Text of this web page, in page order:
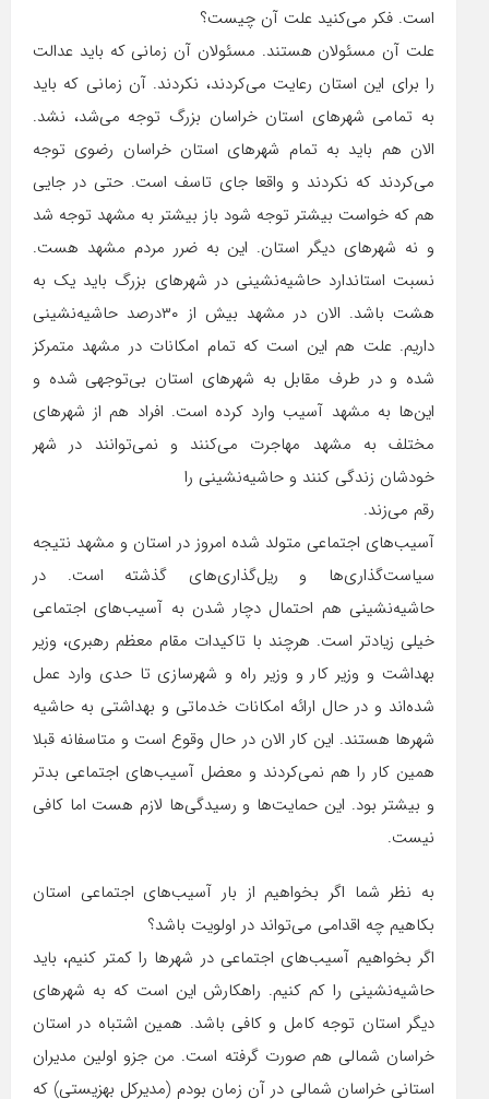
است. فکر می‌کنید علت آن چیست؟
علت آن مسئولان هستند. مسئولان آن زمانی که باید عدالت
را برای این استان رعایت می‌کردند، نکردند. آن زمانی که باید
به تمامی شهرهای استان خراسان بزرگ توجه می‌شد، نشد.
الان هم باید به تمام شهرهای استان خراسان رضوی توجه
می‌کردند که نکردند و واقعا جای تاسف است. حتی در جایی
هم که خواست بیشتر توجه شود باز بیشتر به مشهد توجه شد
و نه شهرهای دیگر استان. این به ضرر مردم مشهد هست.
نسبت استاندارد حاشیه‌نشینی در شهرهای بزرگ باید یک به
هشت باشد. الان در مشهد بیش از ٣٠درصد حاشیه‌نشینی
داریم. علت هم این است که تمام امکانات در مشهد متمرکز
شده و در طرف مقابل به شهرهای استان بی‌توجهی شده و
این‌ها به مشهد آسیب وارد کرده است. افراد هم از شهرهای
مختلف به مشهد مهاجرت می‌کنند و نمی‌توانند در شهر
خودشان زندگی کنند و حاشیه‌نشینی را
رقم می‌زند.
آسیب‌های اجتماعی متولد شده امروز در استان و مشهد نتیجه
سیاست‌گذاری‌ها و ریل‌گذاری‌های گذشته است. در
حاشیه‌نشینی هم احتمال دچار شدن به آسیب‌های اجتماعی
خیلی زیاد‌تر است. هر‌چند با تاکیدات مقام معظم رهبری، وزیر
بهداشت و وزیر کار و وزیر راه و شهرسازی تا حدی وارد عمل
شده‌اند و در حال ارائه امکانات خدماتی و بهداشتی به حاشیه
شهرها هستند. این کار الان در حال وقوع است و متاسفانه قبلا
همین کار را هم نمی‌کردند و معضل آسیب‌های اجتماعی بدتر
و بیشتر بود. این حمایت‌ها و رسیدگی‌ها لازم هست اما کافی
نیست.
به نظر شما اگر بخواهیم از بار آسیب‌های اجتماعی استان
بکاهیم چه اقدامی می‌تواند در اولویت باشد؟
اگر بخواهیم آسیب‌های اجتماعی در شهرها را کمتر کنیم، باید
حاشیه‌نشینی را کم کنیم. راهکارش این است که به شهرهای
دیگر استان توجه کامل و کافی باشد. همین اشتباه در استان
خراسان شمالی هم صورت گرفته است. من جزو اولین مدیران
استانی خراسان شمالی در آن زمان بودم (مدیرکل بهزیستی) که